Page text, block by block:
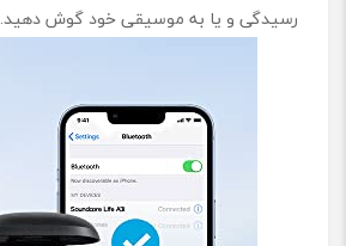
رسیدگی و یا به موسیقی خود گوش دهید.